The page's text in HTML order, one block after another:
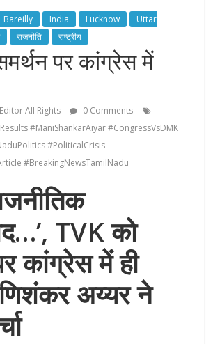
Bareilly India Lucknow
Uttar
राजनीति राष्ट्रीय
पर कांग्रेस में
Editor All Rights
0 Comments
#ManiShankarAiyar #CongressVsDMK
#PoliticalCrisis
#BreakingNewsTamilNadu
TVK को
कांग्रेस में ही
अय्यर ने